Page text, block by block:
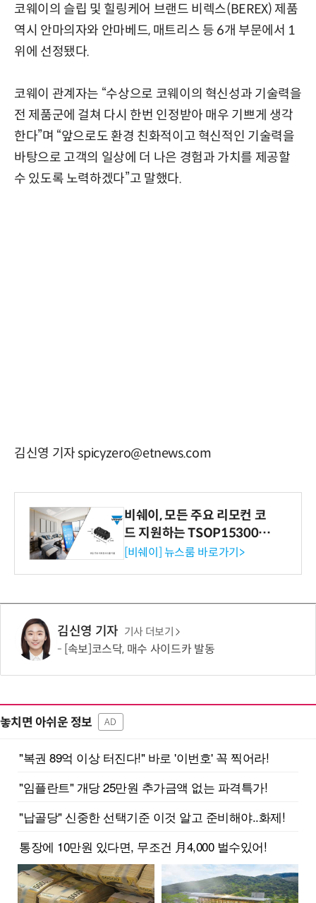
코웨이의 슬립 및 힐링케어 브랜드 비렉스(BEREX) 제품
역시 안마의자와 안마베드, 매트리스 등 6개 부문에서 1
위에 선정됐다.
코웨이 관계자는 “수상으로 코웨이의 혁신성과 기술력을
전 제품군에 걸쳐 다시 한번 인정받아 매우 기쁘게 생각
한다”며 “앞으로도 환경 친화적이고 혁신적인 기술력을
바탕으로 고객의 일상에 더 나은 경험과 가치를 제공할
수 있도록 노력하겠다”고 말했다.
김신영 기자 spicyzero@etnews.com
비쉐이, 모든 주요 리모컨 코
드 지원하는 TSOP15300 시
리즈 IR 수신기 출시
[비쉐이] 뉴스룸 바로가기>
김신영 기자 기사 더보기
[속보]코스닥, 매수 사이드카 발동
놓치면 아쉬운 정보 AD